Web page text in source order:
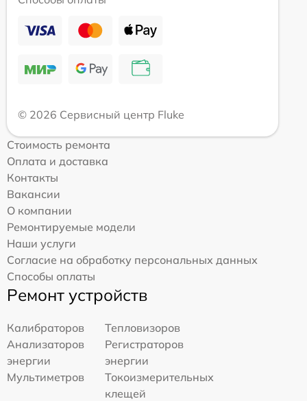
© 2026 Сервисный центр Fluke
Стоимость ремонта
Оплата и доставка
Контакты
Вакансии
О компании
Ремонтируемые модели
Наши услуги
Согласие на обработку персональных данных
Способы оплаты
Ремонт устройств
Калибраторов
Тепловизоров
Анализаторов
энергии
Регистраторов
энергии
Мультиметров
Токоизмерительных
клещей